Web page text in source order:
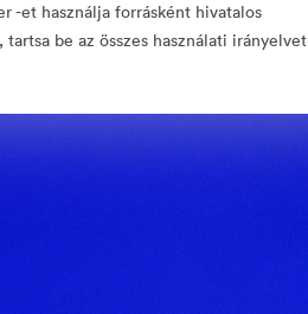
-et használja forrásként hivatalos
tartsa be az összes használati